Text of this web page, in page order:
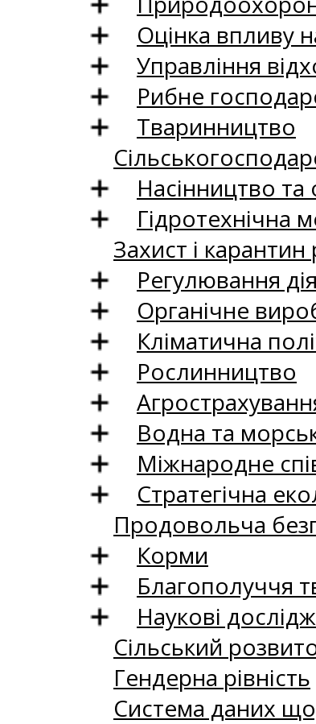
Оцінка впливу
Управління
Рибне
Тваринництво
Насінництво
Гідротехнічна
Захист і
Регулювання
Органічне
Кліматична
Рослинництво
Водна та
Міжнародне
Стратегічна
Продовольча
Корми
Благополуччя
Наукові
Сільський
Гендерна рівність
Система даних